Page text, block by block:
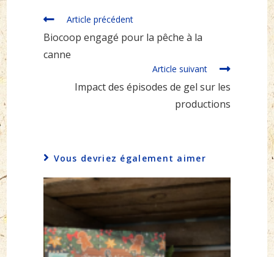
Read
articles
Article précédent
Biocoop engagé pour la pêche à la
canne
Article suivant
Impact des épisodes de gel sur les
productions
Vous devriez également aimer